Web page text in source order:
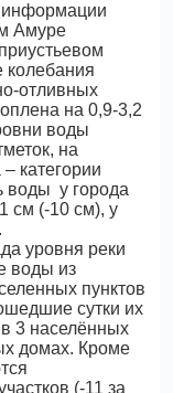
информации
Амуре
колебания
отливных
на 0,9-3,2
воды
на
категории
воды у города
см (-10 см), у
уровня реки
воды из
пунктов
сутки их
3 населённых
домах. Кроме
(-11 за